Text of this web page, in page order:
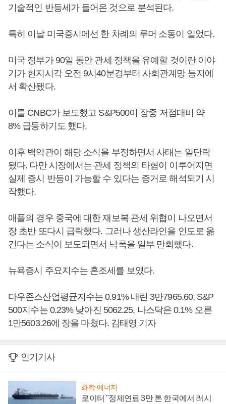
기술적인 반등세가 들어온 것으로 분석된다.
특히 이날 미국증시에선 한 차례의 루머 소동이 일었다.
미국 정부가 90일 동안 관세 정책을 유예할 것이란 이야
기가 현지시각 오전 9시40분경부터 사회관계망 등지에
서 확산됐다.
이를 CNBC가 보도했고 S&P500이 장중 저점대비 약
8% 급등하기도 했다.
이후 백악관이 해당 소식을 부정하면서 사태는 일단락
됐다. 다만 시장에서는 관세 정책의 타협이 이루어지면
실제 증시 반등이 가능할 수 있다는 증거로 해석되기 시
작했다.
애플의 경우 중국에 대한 재보복 관세 위협이 나오면서
장 초반 또다시 급락했다. 그러나 생산라인을 인도로 옮
긴다는 소식이 보도되면서 낙폭을 일부 만회했다.
뉴욕증시 주요지수는 혼조세를 보였다.
다우존스산업평균지수는 0.91% 내린 3만7965.60, S&P
500지수는 0.23% 낮아진 5062.25, 나스닥은 0.1% 오른
1만5603.26에 장을 마쳤다. 김태영 기자
인기기사
화학·에너지
로이터 "정제연료 3만 톤 한국에서 러시